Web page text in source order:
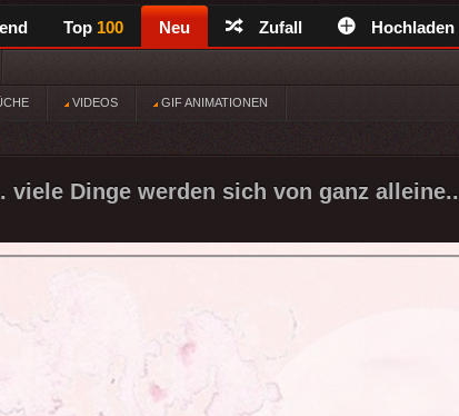
Top 100 Neu Zufall Hochladen
VIDEOS GIF ANIMATIONEN
viele Dinge werden sich von ganz alleine..